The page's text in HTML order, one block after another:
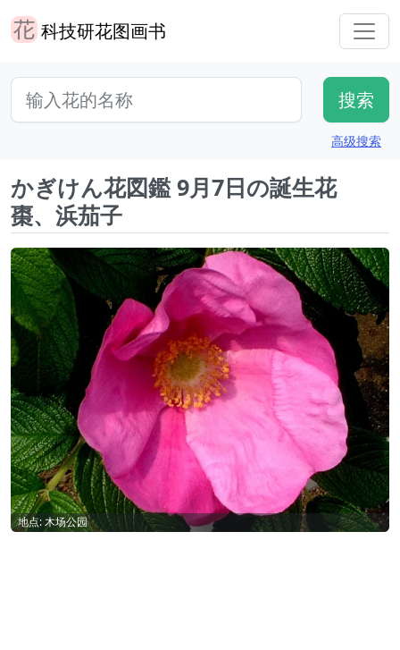
科技研花图画书
高级搜索
かぎけん花図鑑 9月7日の誕生花
棗、浜茄子
地点: 木场公园